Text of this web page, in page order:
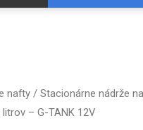
nafty/ Stacionárne nádrže
– G-TANK 12V